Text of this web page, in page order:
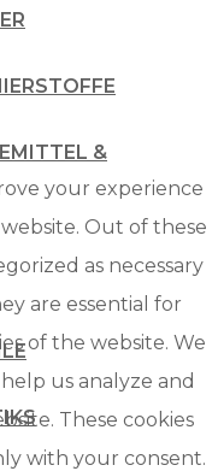
&
your experience
Out of these
as necessary
are essential for
of the website. We
us analyze and
These cookies
with your consent.